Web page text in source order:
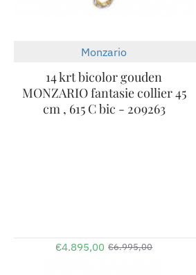
Monzario
14 krt bicolor gouden
MONZARIO fantasie collier 45
cm , 615 C bic - 209263
€4.895,00 €6.995,00